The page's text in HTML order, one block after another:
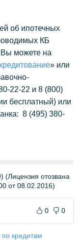
об ипотечных
КБ
можете на
» или
22-22 и 8 (800)
бесплатный) или
8 (495) 380-
отозвана
от 08.02.2016)
0 0
кредитам